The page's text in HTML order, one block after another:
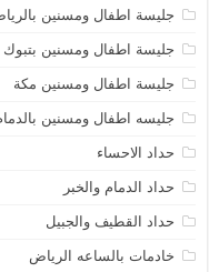
جليسة اطفال ومسنين
جليسة اطفال ومسنين بتبوك
جليسة اطفال ومسنين مكة
جليسه اطفال ومسنين
حداد الاحساء
حداد الدمام والخبر
حداد القطيف والجبيل
خادمات بالساعه الرياض